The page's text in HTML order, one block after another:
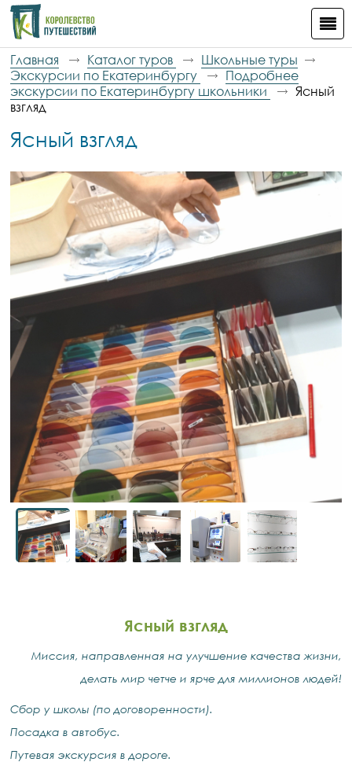
Главная Каталог туров
Школьные туры
Экскурсии по Екатеринбургу
Подробнее
экскурсии по Екатеринбургу школьники
Ясный
взгляд
Ясный взгляд
Ясный взгляд
Миссия, направленная на улучшение качества жизни,
делать мир четче и ярче для миллионов людей!
Сбор у школы (по договоренности).
Посадка в автобус.
Путевая экскурсия в дороге.